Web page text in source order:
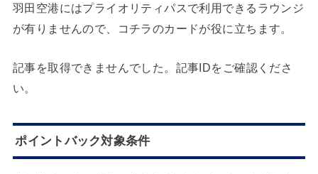
羽田空港にはプライオリティパスで利用できるラウンジ
が有りませんので、コチラのカードが役に立ちます。
記事を取得できませんでした。記事IDをご確認くださ
い。
ポイントバック対象条件